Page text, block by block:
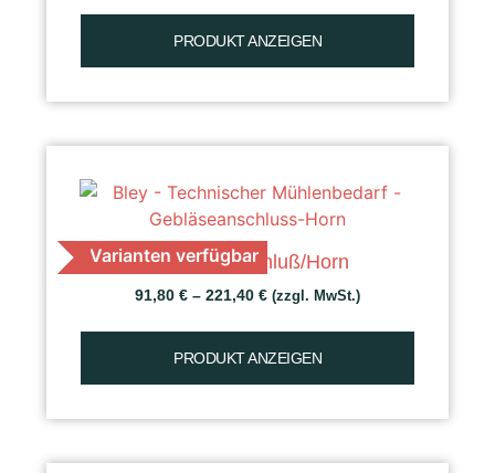
PRODUKT ANZEIGEN
Varianten verfügbar
Gebläseanschluß/Horn
91,80 € – 221,40 € (zzgl. MwSt.)
PRODUKT ANZEIGEN